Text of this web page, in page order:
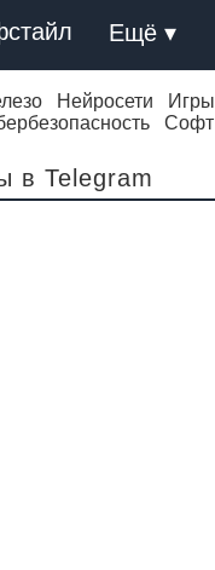
Ещё ▾
Нейросети Игры
Софт
в Telegram